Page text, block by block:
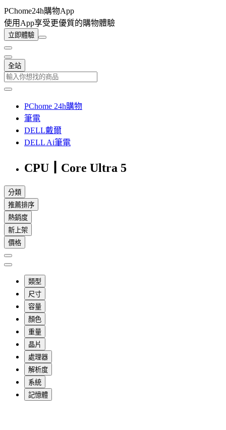
PChome24h購物App
使用App享受更優質的購物體驗
立即體驗
全站
PChome 24h購物
筆電
DELL戴爾
DELL Ai筆電
CPU┃Core Ultra 5
分類
推薦排序
熱銷度
新上架
價格
類型
尺寸
容量
顏色
重量
晶片
處理器
解析度
系統
記憶體